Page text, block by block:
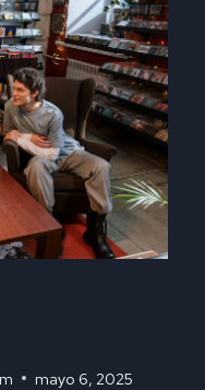
mayo 6, 2025